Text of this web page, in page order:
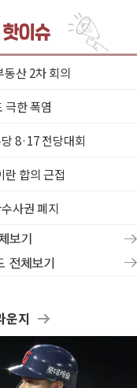
동산 2차 회의
극한 폭염
8·17 전당대회
란 합의 근접
사권 폐지
운지